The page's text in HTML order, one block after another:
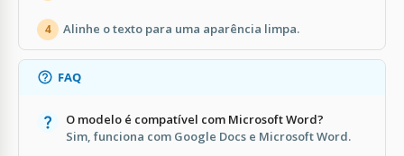
4 Alinhe o texto para uma aparência limpa.
FAQ
O modelo é compatível com Microsoft Word?
Sim, funciona com Google Docs e Microsoft Word.